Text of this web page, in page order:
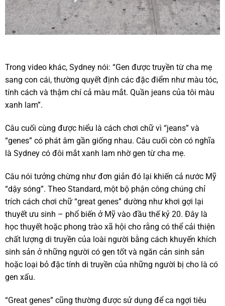
Trong video khác, Sydney nói: “Gen được truyền từ cha mẹ
sang con cái, thường quyết định các đặc điểm như màu tóc,
tính cách và thậm chí cả màu mắt. Quần jeans của tôi màu
xanh lam”.
Câu cuối cùng được hiểu là cách chơi chữ vì “jeans” và
“genes” có phát âm gần giống nhau. Câu cuối còn có nghĩa
là Sydney có đôi mắt xanh lam nhờ gen từ cha mẹ.
Câu nói tưởng chừng như đơn giản đó lại khiến cả nước Mỹ
“dậy sóng”. Theo Standard, một bộ phận công chúng chỉ
trích cách chơi chữ “great genes” dường như khơi gợi lại
thuyết ưu sinh – phổ biến ở Mỹ vào đầu thế kỷ 20. Đây là
học thuyết hoặc phong trào xã hội cho rằng có thể cải thiện
chất lượng di truyền của loài người bằng cách khuyến khích
sinh sản ở những người có gen tốt và ngăn cản sinh sản
hoặc loại bỏ đặc tính di truyền của những người bị cho là có
gen xấu.
“Great genes” cũng thường được sử dụng để ca ngợi tiêu